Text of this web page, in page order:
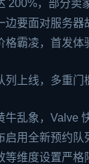
200%，部分卖
边要面对服务器
霸凌，首发体
列上线，多重门
牛乱象，Valve
启用全新预约队
等维度设置严格